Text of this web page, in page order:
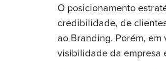
O posicionamento
credibilidade, de
ao Branding. Porém,
visibilidade da empresa